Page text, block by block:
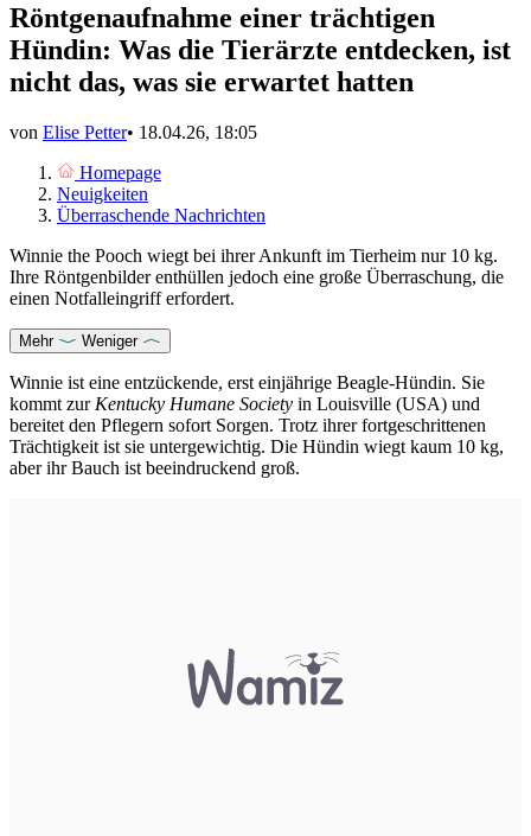
Röntgenaufnahme einer trächtigen
Hündin: Was die Tierärzte entdecken, ist
nicht das, was sie erwartet hatten
von Elise Petter• 18.04.26, 18:05
Homepage
Neuigkeiten
Überraschende Nachrichten
Winnie the Pooch wiegt bei ihrer Ankunft im Tierheim nur 10 kg.
Ihre Röntgenbilder enthüllen jedoch eine große Überraschung, die
einen Notfalleingriff erfordert.
Mehr Weniger
Winnie ist eine entzückende, erst einjährige Beagle-Hündin. Sie
kommt zur Kentucky Humane Society in Louisville (USA) und
bereitet den Pflegern sofort Sorgen. Trotz ihrer fortgeschrittenen
Trächtigkeit ist sie untergewichtig. Die Hündin wiegt kaum 10 kg,
aber ihr Bauch ist beeindruckend groß.